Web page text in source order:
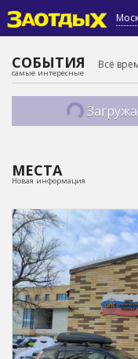
СОБЫТИЯ
самые интересные
Всё
МЕСТА
Новая информация